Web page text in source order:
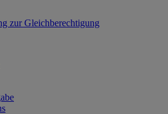
zur Gleichberechtigung